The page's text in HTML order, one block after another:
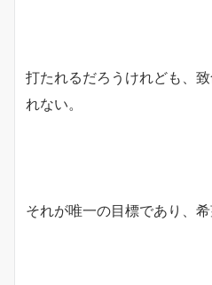
打たれるだろうけれども、
れない。
それが唯一の目標であり、希